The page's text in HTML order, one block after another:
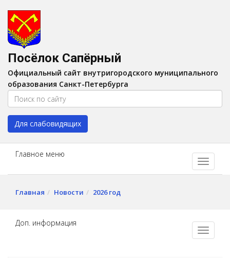
Изображения:
Цвет:A A
Посёлок Сапёрный
Официальный сайт внутригородского муниципального
образования Санкт-Петербурга
Для слабовидящих
Главное меню
Главная Новости 2026 год
Доп. информация